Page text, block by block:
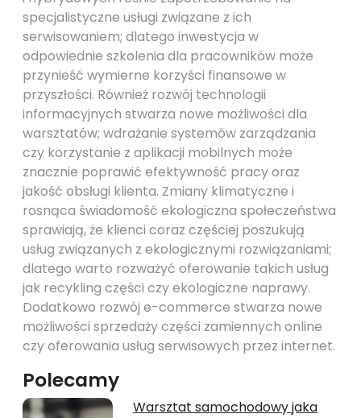
specjalistyczne usługi związane z ich
serwisowaniem; dlatego inwestycja w
odpowiednie szkolenia dla pracowników może
przynieść wymierne korzyści finansowe w
przyszłości. Również rozwój technologii
informacyjnych stwarza nowe możliwości dla
warsztatów; wdrażanie systemów zarządzania
czy korzystanie z aplikacji mobilnych może
znacznie poprawić efektywność pracy oraz
jakość obsługi klienta. Zmiany klimatyczne i
rosnąca świadomość ekologiczna społeczeństwa
sprawiają, że klienci coraz częściej poszukują
usług związanych z ekologicznymi rozwiązaniami;
dlatego warto rozważyć oferowanie takich usług
jak recykling części czy ekologiczne naprawy.
Dodatkowo rozwój e-commerce stwarza nowe
możliwości sprzedaży części zamiennych online
czy oferowania usług serwisowych przez internet.
Polecamy
Warsztat samochodowy jaka